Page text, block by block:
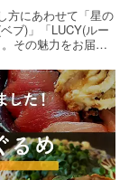
方にあわせて「星の
ブ)」「LUCY(ルー
その魅力をお届け